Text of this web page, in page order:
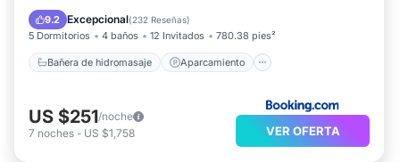
9.2 Excepcional(232 Reseñas)
5 Dormitorios 4 baños 12 Invitados 780.38 pies²
Bañera de hidromasaje Aparcamiento
Balcón/Terraza
US $251/noche
7 noches - US $1,758 VER OFERTA